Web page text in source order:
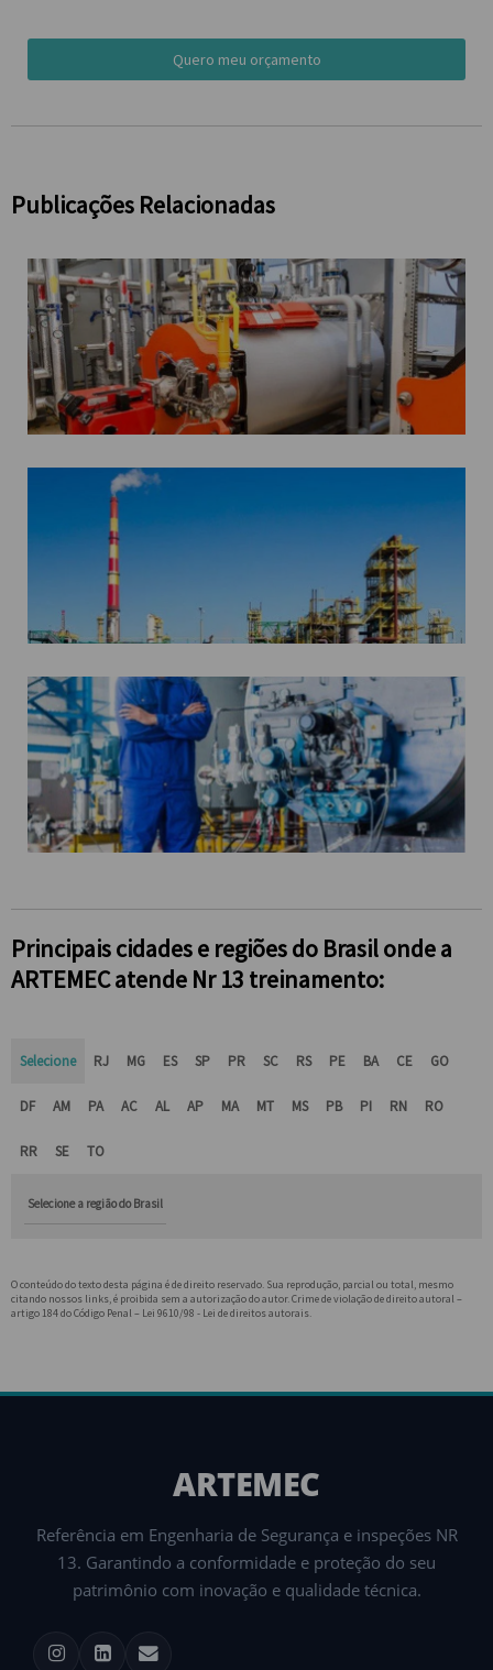
Quero meu orçamento
Publicações Relacionadas
Principais cidades e regiões do Brasil onde a
ARTEMEC atende Nr 13 treinamento:
Selecione RJ MG ES SP PR SC RS PE BA CE GO
DF AM PA AC AL AP MA MT MS PB PI RN RO
RR SE TO
Selecione a região do Brasil
O conteúdo do texto desta página é de direito reservado. Sua reprodução, parcial ou total, mesmo
citando nossos links, é proibida sem a autorização do autor. Crime de violação de direito autoral –
artigo 184 do Código Penal – Lei 9610/98 - Lei de direitos autorais
ARTEMEC
Referência em Engenharia de Segurança e inspeções NR
13. Garantindo a conformidade e proteção do seu
patrimônio com inovação e qualidade técnica.